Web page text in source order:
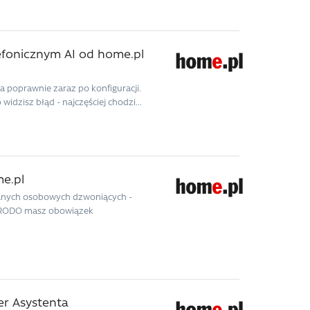
AI od home.pl
poprawnie zaraz po konfiguracji.
błąd - najczęściej chodzi...
osobowych dzwoniących -
masz obowiązek
Asystenta